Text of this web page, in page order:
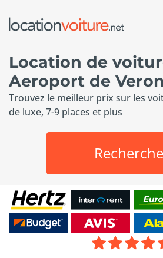
Location de
Aeroport de
Trouvez le meilleur prix sur les
de luxe, 7-9 places et plus